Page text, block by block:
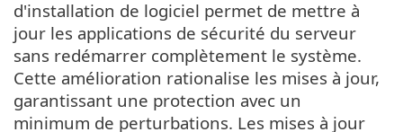
d'installation de logiciel permet de mettre à
jour les applications de sécurité du serveur
sans redémarrer complètement le système.
Cette amélioration rationalise les mises à jour,
garantissant une protection avec un
minimum de perturbations. Les mises à jour